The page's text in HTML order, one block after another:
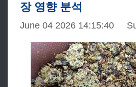
장 영향 분석
June 04 2026 14:15:40